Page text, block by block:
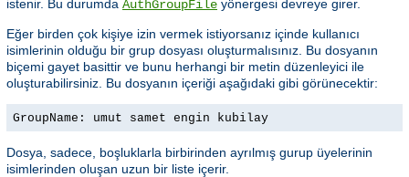
istenir. Bu durumda AuthGroupFile yönergesi devreye girer.
Eğer birden çok kişiye izin vermek istiyorsanız içinde kullanıcı
isimlerinin olduğu bir grup dosyası oluşturmalısınız. Bu dosyanın
biçemi gayet basittir ve bunu herhangi bir metin düzenleyici ile
oluşturabilirsiniz. Bu dosyanın içeriği aşağıdaki gibi görünecektir:
GroupName: umut samet engin kubilay
Dosya, sadece, boşluklarla birbirinden ayrılmış gurup üyelerinin
isimlerinden oluşan uzun bir liste içerir.